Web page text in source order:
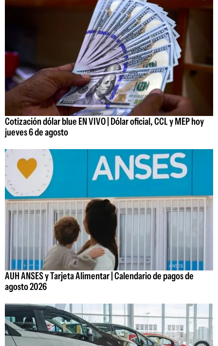
Cotización dólar blue EN VIVO | Dólar oficial, CCL y MEP hoy
jueves 6 de agosto
AUH ANSES y Tarjeta Alimentar | Calendario de pagos de
agosto 2026